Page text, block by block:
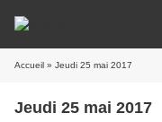
Accueil » Jeudi 25 mai 2017
Jeudi 25 mai 2017